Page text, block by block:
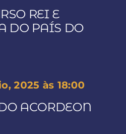
de
REI E
DO PAÍS DO
ACORDEON
2025 às 18:00